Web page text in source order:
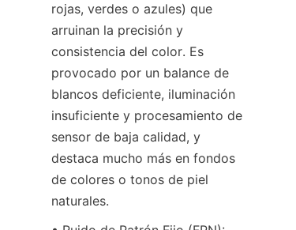
rojas, verdes o azules) que
arruinan la precisión y
consistencia del color. Es
provocado por un balance de
blancos deficiente, iluminación
insuficiente y procesamiento de
sensor de baja calidad, y
destaca mucho más en fondos
de colores o tonos de piel
naturales.